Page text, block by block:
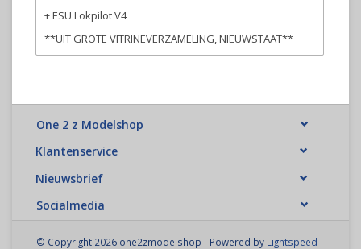
+ ESU Lokpilot V4
**UIT GROTE VITRINEVERZAMELING, NIEUWSTAAT**
One 2 z Modelshop
Klantenservice
Nieuwsbrief
Socialmedia
© Copyright 2026 one2zmodelshop - Powered by Lightspeed